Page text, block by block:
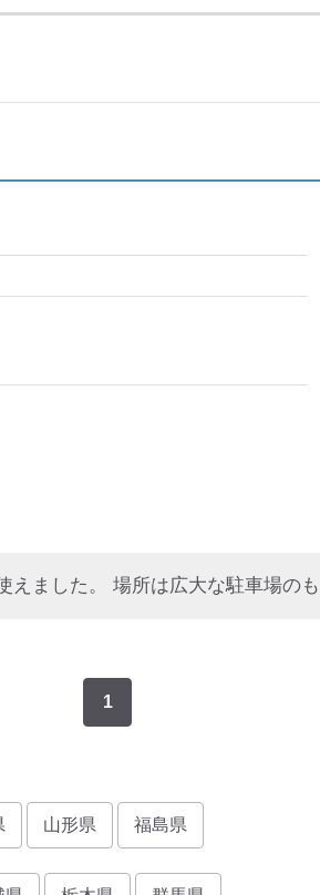
1
山形県 福島県